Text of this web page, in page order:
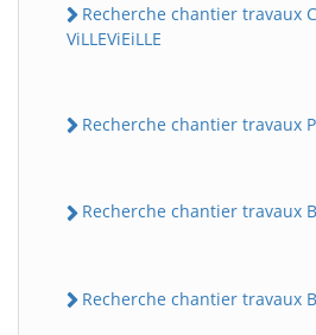
Recherche chantier travaux
ViLLEViEiLLE
Recherche chantier travaux
Recherche chantier travaux
Recherche chantier travaux